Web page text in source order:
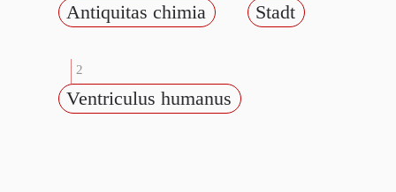
Antiquitas chimia Stadt
2
Ventriculus humanus